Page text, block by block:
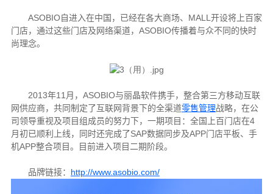
ASOBIO自进入在中国，已经在各大商场、 MALL 开设将上百家
门店，通过这些门店及网络渠道， ASOBIO传播着与众不同的快时
尚理念。
2013年11 月， ASOBIO与丽晶软件携手，整合第三方移动互联
网供应商，共同制定了互联网背景下的全渠道零售管理战略，在公
司领导重视及项目组成员的努力下，一期项目：全国上百门店在4
月初已顺利上线，同时还完成了SAP数据同步及APP门店平板、手
机APP整合项目。目前进入项目二期阶段。
品牌链接： http://www.asobio.com/